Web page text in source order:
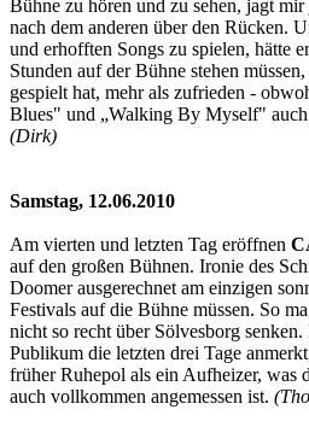
Bühne zu hören und zu sehen, jagt
nach dem anderen über den Rücken.
und erhofften Songs zu spielen, hätte
Stunden auf der Bühne stehen
gespielt hat, mehr als zufrieden -
Blues" und „Walking By Myself"
(Dirk)
Samstag, 12.06.2010
Am vierten und letzten Tag eröffnen
auf den großen Bühnen. Ironie des
Doomer ausgerechnet am einzigen
Festivals auf die Bühne müssen. So
nicht so recht über Sölvesborg
Publikum die letzten drei Tage
früher Ruhepol als ein Aufheizer, was
auch vollkommen angemessen ist.